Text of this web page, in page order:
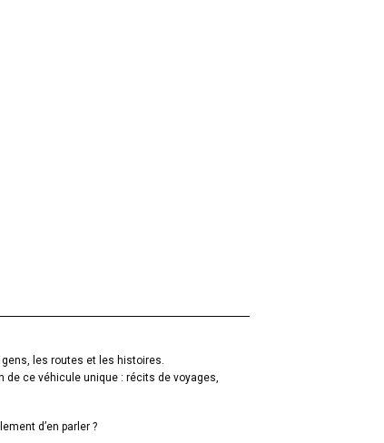
les routes et les histoires.
de ce véhicule unique : récits de voyages,
d’en parler ?